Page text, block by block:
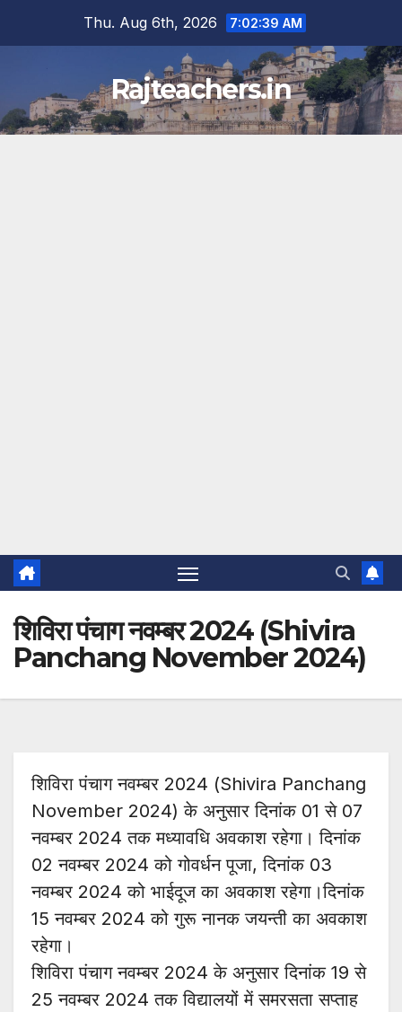
Thu. Aug 6th, 2026 7:02:40 AM
Rajteachers.in
शिविरा पंचाग नवम्बर 2024 (Shivira
Panchang November 2024)
शिविरा पंचाग नवम्बर 2024 (Shivira Panchang
November 2024) के अनुसार दिनांक 01 से 07
नवम्बर 2024 तक मध्यावधि अवकाश रहेगा। दिनांक
02 नवम्बर 2024 को गोवर्धन पूजा, दिनांक 03
नवम्बर 2024 को भाईदूज का अवकाश रहेगा।दिनांक
15 नवम्बर 2024 को गुरू नानक जयन्ती का अवकाश
रहेगा।
शिविरा पंचाग नवम्बर 2024 के अनुसार दिनांक 19 से
25 नवम्बर 2024 तक विद्यालयों में समरसता सप्ताह